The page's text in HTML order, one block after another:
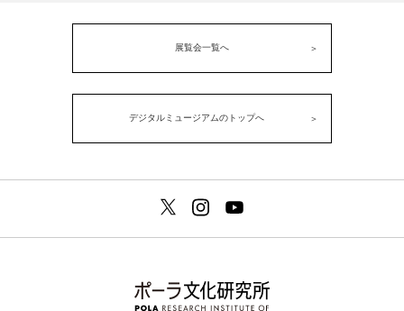
展覧会一覧へ
デジタルミュージアムのトップへ